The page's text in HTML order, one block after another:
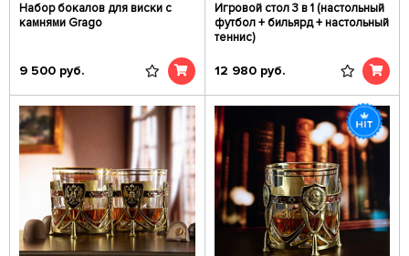
Набор бокалов для виски с
камнями Grago
9 500 руб.
Игровой стол 3 в 1 (настольный
футбол + бильярд + настольный
теннис)
12 980 руб.